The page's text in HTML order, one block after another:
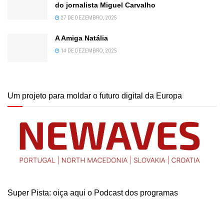
do jornalista Miguel Carvalho
27 DE DEZEMBRO, 2025
A Amiga Natália
14 DE DEZEMBRO, 2025
Um projeto para moldar o futuro digital da Europa
Super Pista: oiça aqui o Podcast dos programas